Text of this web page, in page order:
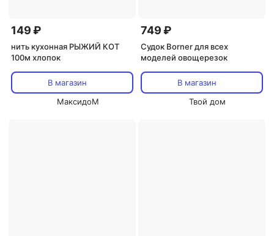
149 ₽
нить кухонная РЫЖИЙ КОТ
100м хлопок
В магазин
МаксидоМ
749 ₽
Судок Borner для всех
моделей овощерезок
В магазин
Твой дом